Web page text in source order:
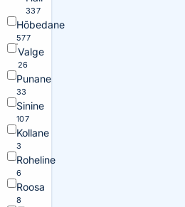
337
Hõbedane
577
Valge
26
Punane
33
Sinine
107
Kollane
3
Roheline
6
Roosa
8